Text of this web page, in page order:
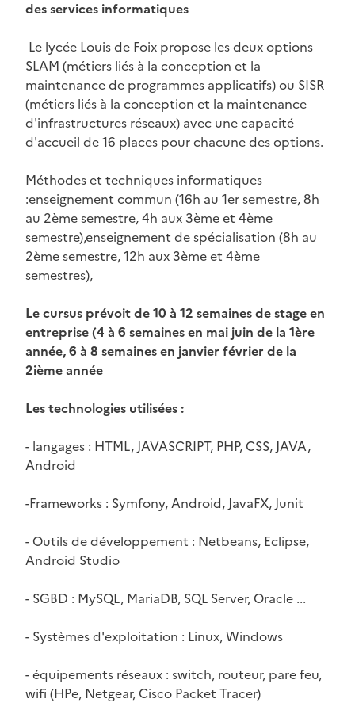
des services informatiques
Le lycée Louis de Foix propose les deux options
SLAM (métiers liés à la conception et la
maintenance de programmes applicatifs) ou SISR
(métiers liés à la conception et la maintenance
d'infrastructures réseaux) avec une capacité
d'accueil de 16 places pour chacune des options.
Méthodes et techniques informatiques
:enseignement commun (16h au 1er semestre, 8h
au 2ème semestre, 4h aux 3ème et 4ème
semestre),enseignement de spécialisation (8h au
2ème semestre, 12h aux 3ème et 4ème
semestres),
Le cursus prévoit de 10 à 12 semaines de stage en
entreprise (4 à 6 semaines en mai juin de la 1ère
année, 6 à 8 semaines en janvier février de la
2ième année
Les technologies utilisées :
- langages : HTML, JAVASCRIPT, PHP, CSS, JAVA,
Android
-Frameworks : Symfony, Android, JavaFX, Junit
- Outils de développement : Netbeans, Eclipse,
Android Studio
- SGBD : MySQL, MariaDB, SQL Server, Oracle ...
- Systèmes d'exploitation : Linux, Windows
- équipements réseaux : switch, routeur, pare feu,
wifi (HPe, Netgear, Cisco Packet Tracer)